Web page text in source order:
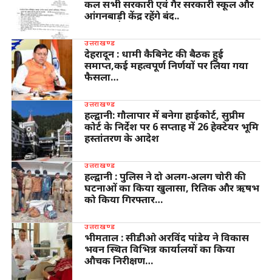
कल सभी सरकारी एवं गैर सरकारी स्कूल और
आंगनबाड़ी केंद्र रहेंगे बंद..
उत्तराखण्ड
देहरादून : धामी कैबिनेट की बैठक हुई
समाप्त,कई महत्वपूर्ण निर्णयों पर लिया गया
फैसला…
उत्तराखण्ड
हल्द्वानी: गौलापार में बनेगा हाईकोर्ट, सुप्रीम
कोर्ट के निर्देश पर 6 सप्ताह में 26 हेक्टेयर भूमि
हस्तांतरण के आदेश
उत्तराखण्ड
हल्द्वानी : पुलिस ने दो अलग-अलग चोरी की
घटनाओं का किया खुलासा, रितिक और ऋषभ
को किया गिरफ्तार…
उत्तराखण्ड
भीमताल : सीडीओ अरविंद पांडेय ने विकास
भवन स्थित विभिन्न कार्यालयों का किया
औचक निरीक्षण…